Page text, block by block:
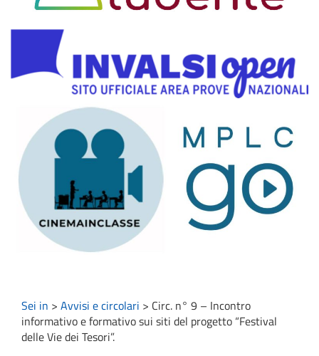
Sei in > Avvisi e circolari > Circ. n° 9 – Incontro
informativo e formativo sui siti del progetto “Festival
delle Vie dei Tesori”.